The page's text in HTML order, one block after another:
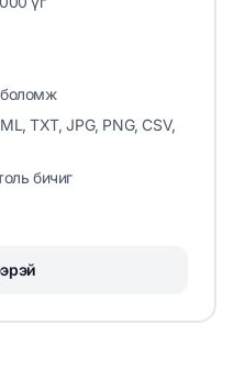
боломж
TXT, JPG, PNG, CSV,
бичиг